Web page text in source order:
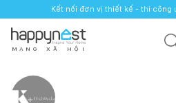
Kết nối đơn vị thiết kế - thi công
Kết nối đơn vị thiết kế - thi công
M Ạ N G X Ã H Ộ I